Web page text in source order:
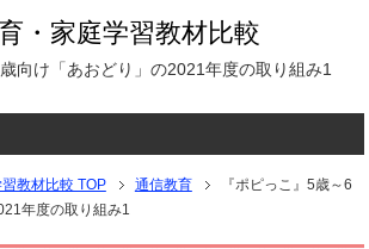
・家庭学習教材比較
向け「あおどり」の2021年度の取り組み1
教材比較 TOP 通信教育
『ポピっこ』5歳～6
年度の取り組み1